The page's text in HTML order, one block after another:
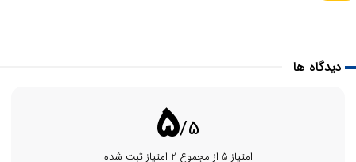
دیدگاه ها
5/5
امتیاز 5 از مجموع 2 امتیاز ثبت شده